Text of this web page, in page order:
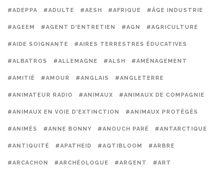
#ADEPPA #ADULTE #AESH #AFRIQUE #ÂGE INDUSTRIE
#AGEEM #AGENT D'ENTRETIEN #AGN #AGRICULTURE
#AIDE SOIGNANTE #AIRES TERRESTRES ÉDUCATIVES
#ALBATROS #ALLEMAGNE #ALSH #AMÉNAGEMENT
#AMITIÉ #AMOUR #ANGLAIS #ANGLETERRE
#ANIMATEUR RADIO #ANIMAUX #ANIMAUX DE COMPAGNIE
#ANIMAUX EN VOIE D'EXTINCTION #ANIMAUX PROTÉGÉS
#ANIMÉS #ANNE BONNY #ANOUCH PARÉ #ANTARCTIQUE
#ANTIQUITÉ #APATHEID #AQTIBLOOM #ARBRE
#ARCACHON #ARCHÉOLOGUE #ARGENT #ART